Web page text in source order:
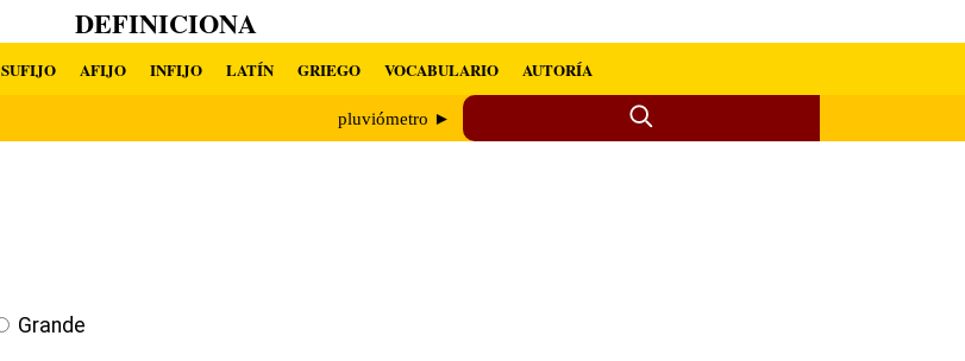
DEFINICIONA
SUFIJO AFIJO INFIJO LATÍN GRIEGO VOCABULARIO AUTORÍA
pluviómetro ►
Grande